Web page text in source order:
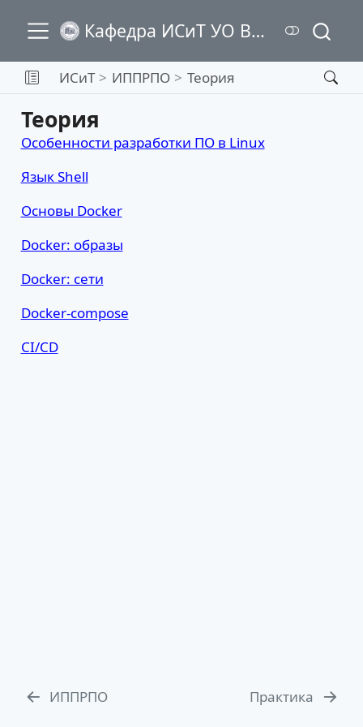
Кафедра ИСиТ УО ВГТУ
ИСиТ ИППРПО Теория
Теория
Особенности разработки ПО в Linux
Язык Shell
Основы Docker
Docker: образы
Docker: сети
Docker-compose
CI/CD
ИППРПО Практика